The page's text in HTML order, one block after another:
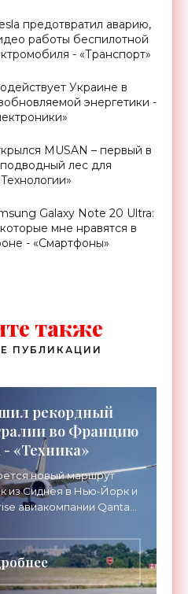
предотвратил аварию,
работы беспилотной
- «Транспорт»
Украине в
энергетики -
MUSAN – первый в
лес для
Galaxy Note 20 Ultra:
мне нравятся в
- «Смартфоны»
также
ПУБЛИКАЦИИ
рекордный
во Францию
- «Техника»
новый маршрут
из Сиднея в Нью-Йорк и
авиакомпании Qantas
до 24